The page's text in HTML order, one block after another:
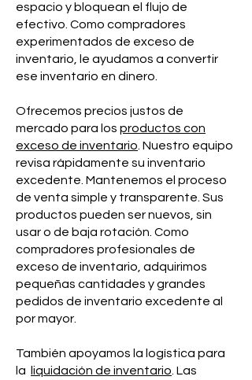
espacio y bloquean el flujo de
efectivo. Como compradores
experimentados de exceso de
inventario, le ayudamos a convertir
ese inventario en dinero.
Ofrecemos precios justos de
mercado para los productos con
exceso de inventario . Nuestro equipo
revisa rápidamente su inventario
excedente. Mantenemos el proceso
de venta simple y transparente. Sus
productos pueden ser nuevos, sin
usar o de baja rotación. Como
compradores profesionales de
exceso de inventario, adquirimos
pequeñas cantidades y grandes
pedidos de inventario excedente al
por mayor.
También apoyamos la logística para
la
liquidación de inventario ​. Las